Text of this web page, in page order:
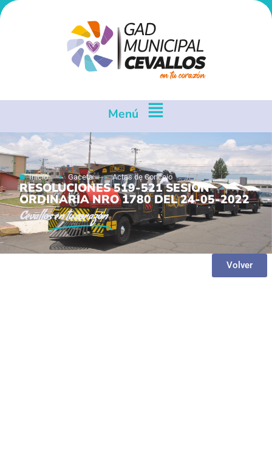
Menú
Inicio Gaceta Actas de Concejo
RESOLUCIONES 519-521 SESION
ORDINARIA NRO 1780 DEL 24-05-2022
Cevallosen tu corazón
Volver